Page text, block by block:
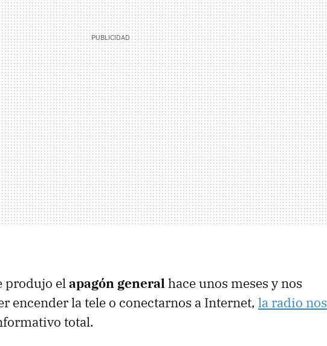
produjo elapagón generalhace unos meses y nos
encender la tele o conectarnos a Internet, la radio nos
total.